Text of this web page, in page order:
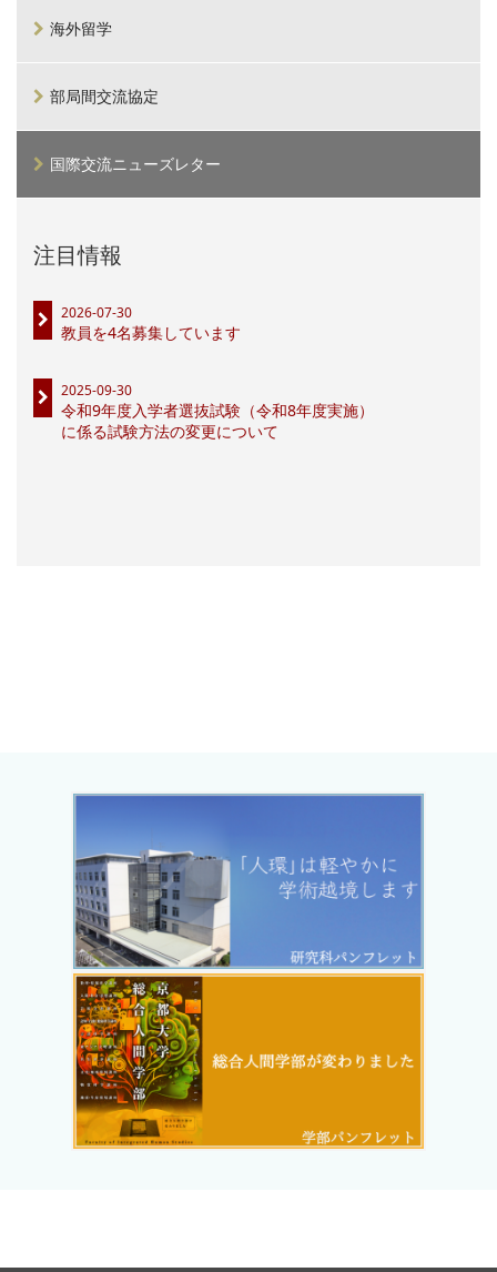
海外留学
部局間交流協定
国際交流ニューズレター
注目情報
2026-07-30
教員を4名募集しています
2025-09-30
令和9年度入学者選抜試験（令和8年度実施）
に係る試験方法の変更について